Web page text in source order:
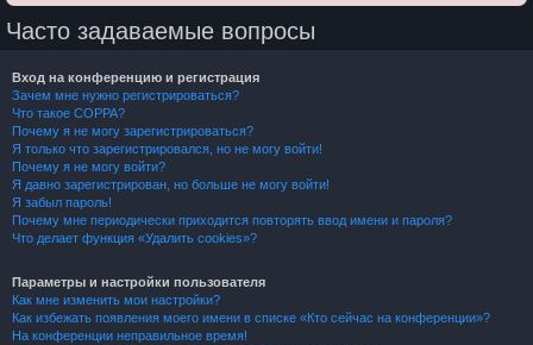
Часто задаваемые вопросы
Вход на конференцию и регистрация
Зачем мне нужно регистрироваться?
Что такое COPPA?
Почему я не могу зарегистрироваться?
Я только что зарегистрировался, но не могу войти!
Почему я не могу войти?
Я давно зарегистрирован, но больше не могу войти!
Я забыл пароль!
Почему мне периодически приходится повторять ввод имени и пароля?
Что делает функция «Удалить cookies»?
Параметры и настройки пользователя
Как мне изменить мои настройки?
Как избежать появления моего имени в списке «Кто сейчас на конференции»?
На конференции неправильное время!